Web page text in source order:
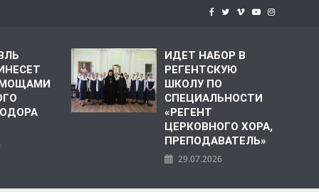
МОЩАМИ
ИДЕТ НАБОР В
РЕГЕНТСКУЮ
ШКОЛУ ПО
СПЕЦИАЛЬНОСТИ
«РЕГЕНТ
ЦЕРКОВНОГО ХОРА,
ПРЕПОДАВАТЕЛЬ»
29.07.2026